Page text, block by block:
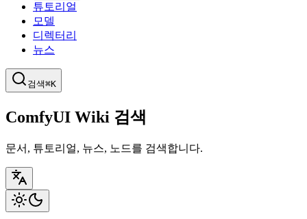
튜토리얼
모델
디렉터리
뉴스
검색⌘K
ComfyUI Wiki 검색
문서, 튜토리얼, 뉴스, 노드를 검색합니다.